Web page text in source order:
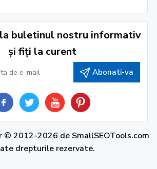
buletinul nostru informativ
și fiți la curent
Abonati-va
© 2012-2026 de SmallSEOTools.com
drepturile rezervate.